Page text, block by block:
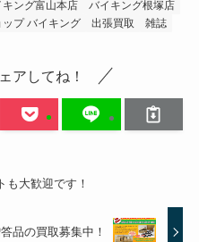
キング富山本店
バイキング根塚店
プ バイキング 出張買取 雑誌
アしてね！
も大歓迎です！
品の買取募集中！